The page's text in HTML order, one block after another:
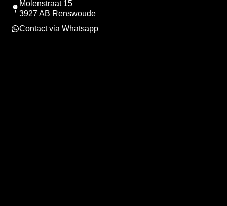
Molenstraat 15
3927 AB Renswoude
Contact via Whatsapp